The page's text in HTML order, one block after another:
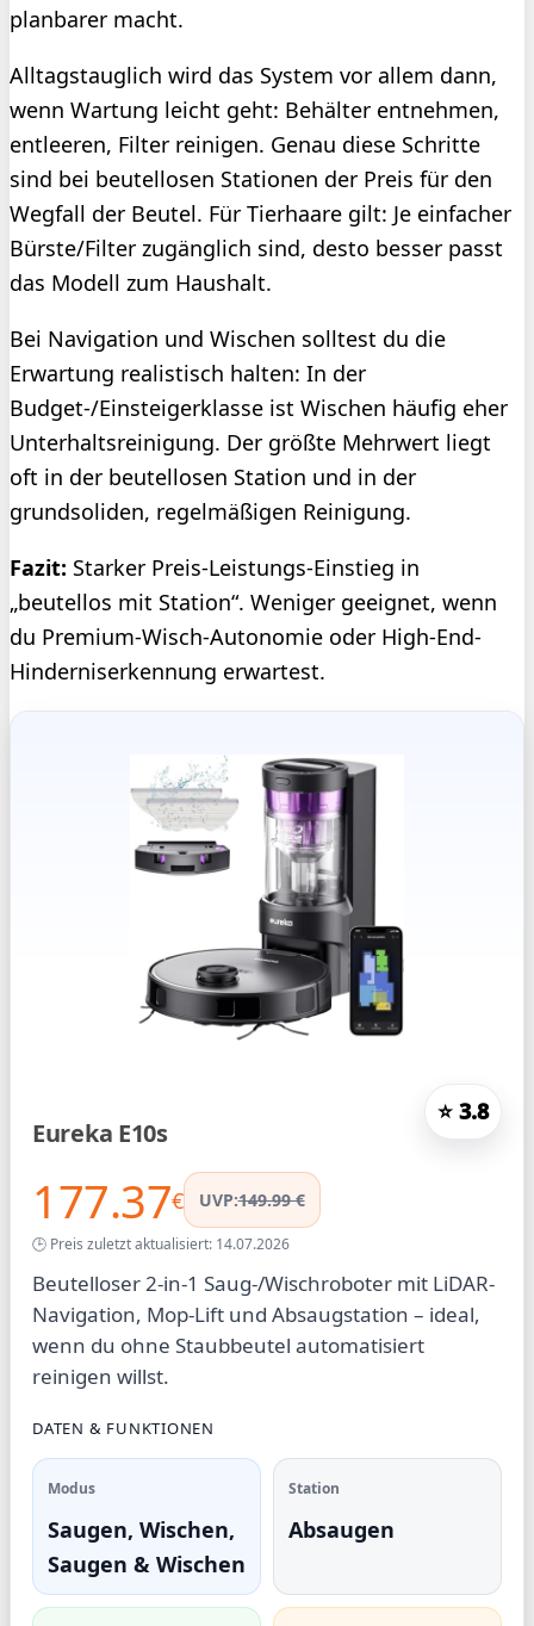
planbarer macht.
Alltagstauglich wird das System vor allem dann,
wenn Wartung leicht geht: Behälter entnehmen,
entleeren, Filter reinigen. Genau diese Schritte
sind bei beutellosen Stationen der Preis für den
Wegfall der Beutel. Für Tierhaare gilt: Je einfacher
Bürste/Filter zugänglich sind, desto besser passt
das Modell zum Haushalt.
Bei Navigation und Wischen solltest du die
Erwartung realistisch halten: In der
Budget-/Einsteigerklasse ist Wischen häufig eher
Unterhaltsreinigung. Der größte Mehrwert liegt
oft in der beutellosen Station und in der
grundsoliden, regelmäßigen Reinigung.
Fazit: Starker Preis-Leistungs-Einstieg in
„beutellos mit Station“. Weniger geeignet, wenn
du Premium-Wisch-Autonomie oder High-End-
Hinderniserkennung erwartest.
Eureka E10s
⭐ 3.8
177.37€ UVP:149.99 €
🕒 Preis zuletzt aktualisiert: 14.07.2026
Beutelloser 2-in-1 Saug-/Wischroboter mit LiDAR-
Navigation, Mop-Lift und Absaugstation – ideal,
wenn du ohne Staubbeutel automatisiert
reinigen willst.
DATEN & FUNKTIONEN
Modus
Saugen, Wischen,
Saugen & Wischen
Station
Absaugen